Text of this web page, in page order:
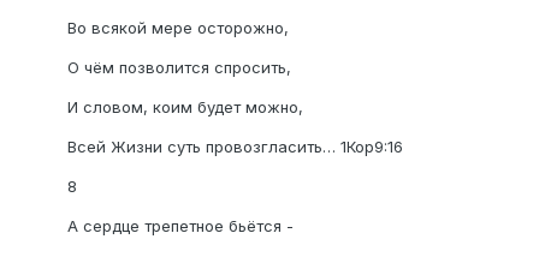
Во всякой мере осторожно,
О чём позволится спросить,
И словом, коим будет можно,
Всей Жизни суть провозгласить… 1Кор9:16
8
А сердце трепетное бьётся -